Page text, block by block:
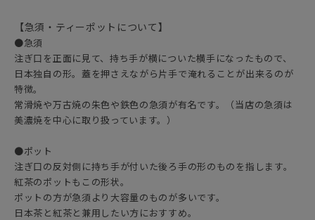
【急須・ティーポットについて】
●急須
注ぎ口を正面に見て、持ち手が横についた横手になったもので、
日本独自の形。蓋を押さえながら片手で淹れることが出来るのが
特徴。
常滑焼や万古焼の朱色や鉄色の急須が有名です。（当店の急須は
美濃焼を中心に取り扱っています。）
●ポット
注ぎ口の反対側に持ち手が付いた後ろ手の形のものを指します。
紅茶のポットもこの形状。
ポットの方が急須より大容量のものが多いです。
日本茶と紅茶と兼用したい方におすすめ。